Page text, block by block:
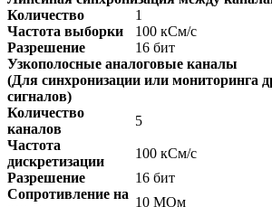
Количество
1
Частота выборки
100 кСм/с
Разрешение
16 бит
Узкополосные аналоговые каналы
(Для синхронизации или мониторинга
сигналов)
Количество
каналов
5
Частота
дискретизации
100 кСм/с
Разрешение
16 бит
Сопротивление на
10 МОм